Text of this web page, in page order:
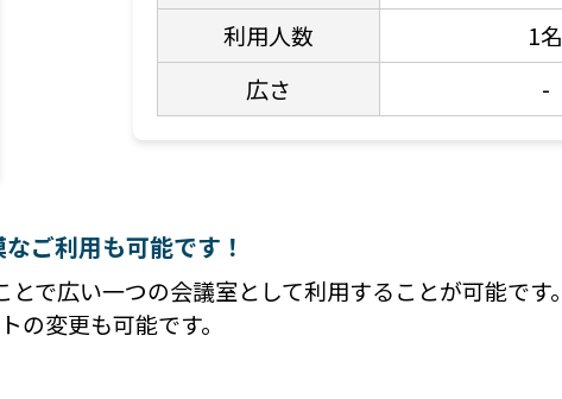
利用人数
1名
広さ
-
ご利用も可能です！
で広い一つの会議室として利用することが可能です。
の変更も可能です。